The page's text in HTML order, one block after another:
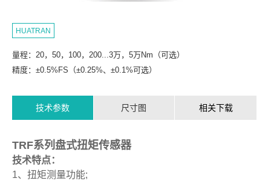
HUATRAN
量程：20，50，100，200...3万，5万Nm（可选）
精度：±0.5%FS（±0.25%、±0.1%可选）
技术参数 尺寸图 相关下载
TRF系列盘式扭矩传感器
技术特点：
1、扭矩测量功能;